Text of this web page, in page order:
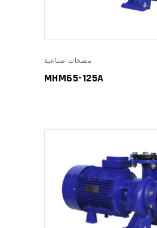
مضخات صناعية
MHM65-125A
ADD TO CART